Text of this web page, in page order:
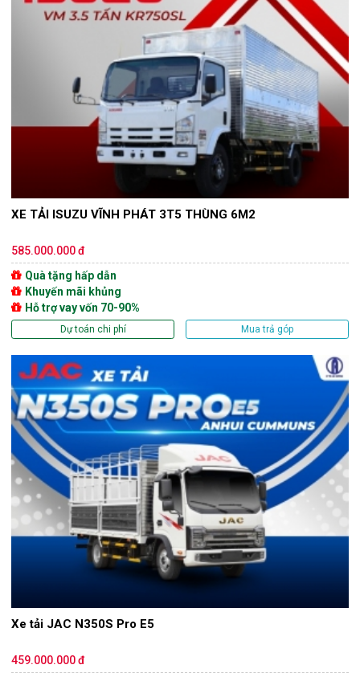
XE TẢI ISUZU VĨNH PHÁT 3T5 THÙNG 6M2
585.000.000 đ
Quà tặng hấp dẫn
Khuyến mãi khủng
Hỗ trợ vay vốn 70-90%
Dự toán chi phí Mua trả góp
Xe tải JAC N350S Pro E5
459.000.000 đ